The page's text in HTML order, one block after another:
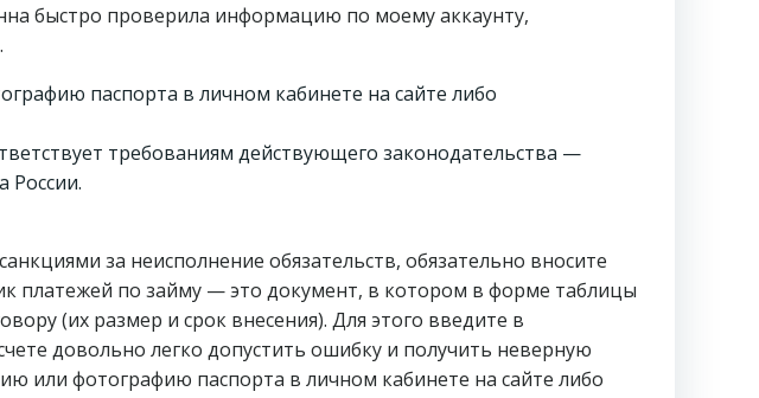
быстро проверила информацию по моему аккаунту,
паспорта в личном кабинете на сайте либо
требованиям действующего законодательства —
России.
за неисполнение обязательств, обязательно вносите
платежей по займу — это документ, в котором в форме таблицы
(их размер и срок внесения). Для этого введите в
довольно легко допустить ошибку и получить неверную
или фотографию паспорта в личном кабинете на сайте либо